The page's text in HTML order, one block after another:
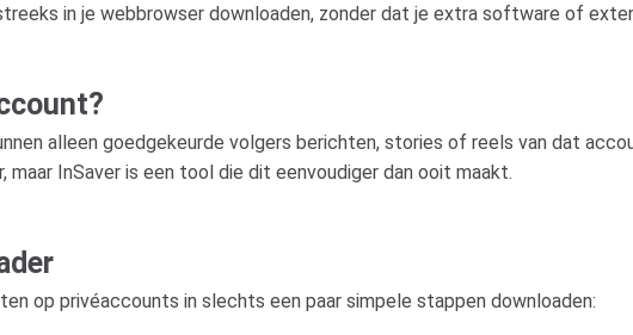
in je webbrowser downloaden, zonder dat je extra software of
alleen goedgekeurde volgers berichten, stories of reels van dat
InSaver is een tool die dit eenvoudiger dan ooit maakt.
op privéaccounts in slechts een paar simpele stappen downloaden: